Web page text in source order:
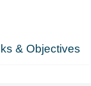
& Objectives